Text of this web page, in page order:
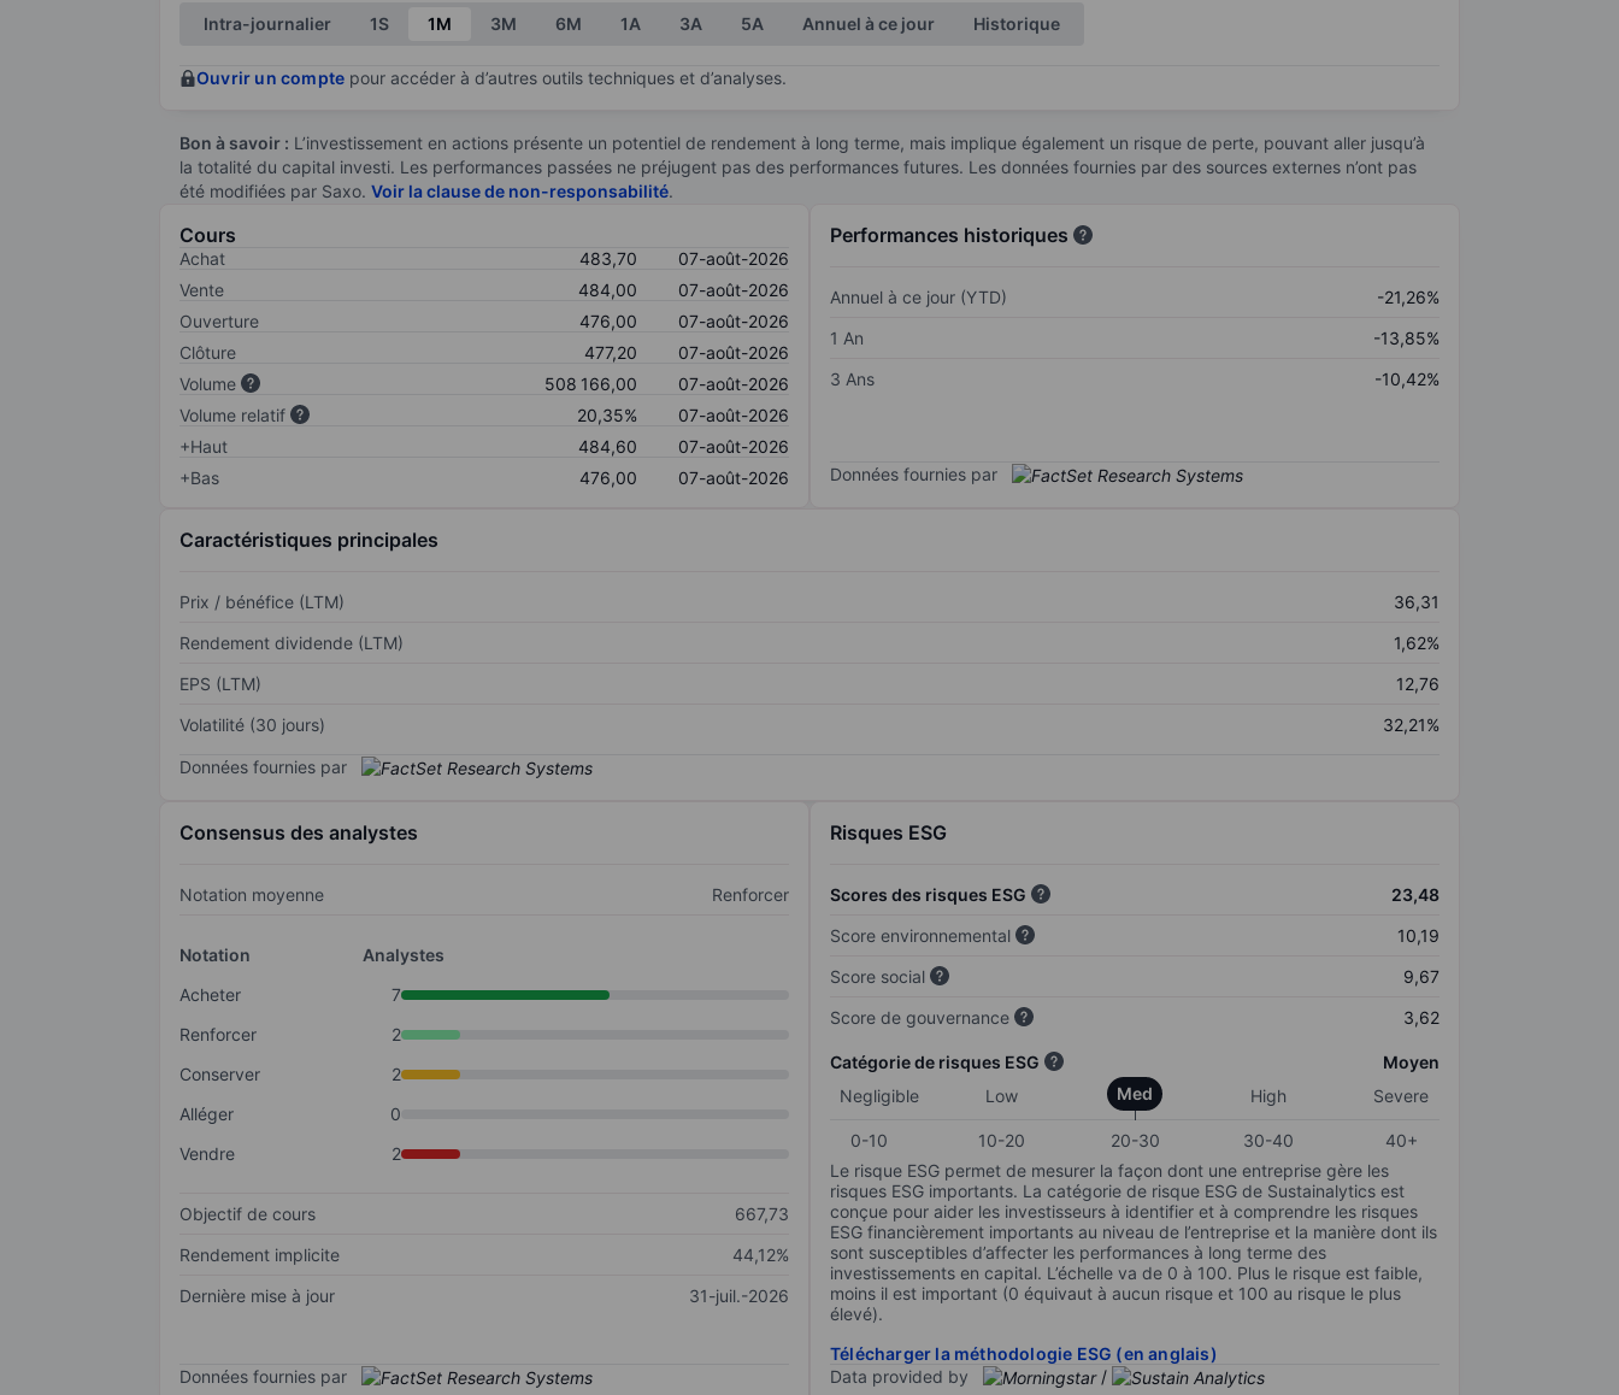
End of interactive chart.
Intra-journalier 1S 1M 3M 6M 1A 3A 5A Annuel à ce jour Historique
Ouvrir un compte pour accéder à d’autres outils techniques et d’analyses.
Bon à savoir : L’investissement en actions présente un potentiel de rendement à long terme, mais implique également un risque de perte, pouvant aller jusqu’à
la totalité du capital investi. Les performances passées ne préjugent pas des performances futures. Les données fournies par des sources externes n’ont pas
été modifiées par Saxo. Voir la clause de non-responsabilité.
Cours
Achat 483,70
07-août-2026
Vente
484,00
07-août-2026
Ouverture
476,00
07-août-2026
Clôture
477,20
07-août-2026
Volume
508 166,00
07-août-2026
Volume relatif
20,35%
07-août-2026
+Haut
484,60
07-août-2026
+Bas
476,00 07-août-2026
Performances historiques
Annuel à ce jour (YTD)
-21,26%
1 An
-13,85%
3 Ans
-10,42%
Données fournies par
Caractéristiques principales
Prix / bénéfice (LTM)
36,31
Rendement dividende (LTM)
1,62%
EPS (LTM)
12,76
Volatilité (30 jours)
32,21%
Données fournies par
Consensus des analystes
Notation moyenne Renforcer
Notation
Analystes
Acheter
7
Renforcer
2
Conserver
2
Alléger
0
Vendre
2
Objectif de cours
667,73
Rendement implicite
44,12%
Dernière mise à jour
31-juil.-2026
Données fournies par
Risques ESG
Scores des risques ESG
23,48
Score environnemental
10,19
Score social
9,67
Score de gouvernance
3,62
Catégorie de risques ESG
Moyen
Negligible
Low Med High Severe
0-10 10-20 20-30 30-40
40+
Le risque ESG permet de mesurer la façon dont une entreprise gère les
risques ESG importants. La catégorie de risque ESG de Sustainalytics est
conçue pour aider les investisseurs à identifier et à comprendre les risques
ESG financièrement importants au niveau de l’entreprise et la manière dont ils
sont susceptibles d’affecter les performances à long terme des
investissements en capital. L’échelle va de 0 à 100. Plus le risque est faible,
moins il est important (0 équivaut à aucun risque et 100 au risque le plus
élevé).
Télécharger la méthodologie ESG (en anglais)
Data provided by
/